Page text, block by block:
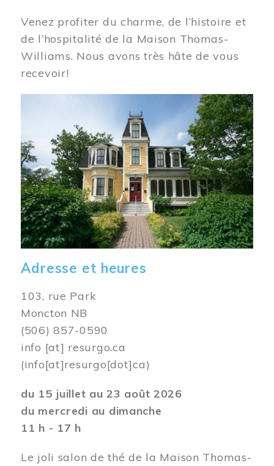
Venez profiter du charme, de l’histoire et
de l’hospitalité de la Maison Thomas-
Williams. Nous avons très hâte de vous
recevoir!
Adresse et heures
103, rue Park
Moncton NB
(506) 857-0590
info [at] resurgo.ca
(info[at]resurgo[dot]ca)
du 15 juillet au 23 août 2026
du mercredi au dimanche
11 h - 17 h
Le joli salon de thé de la Maison Thomas-